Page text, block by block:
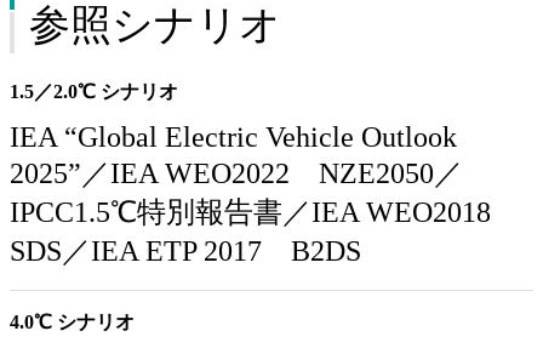
参照シナリオ
1.5／2.0℃ シナリオ
IEA “Global Electric Vehicle Outlook
2025”／IEA WEO2022 NZE2050／
IPCC1.5℃特別報告書／IEA WEO2018
SDS／IEA ETP 2017 B2DS
4.0℃ シナリオ